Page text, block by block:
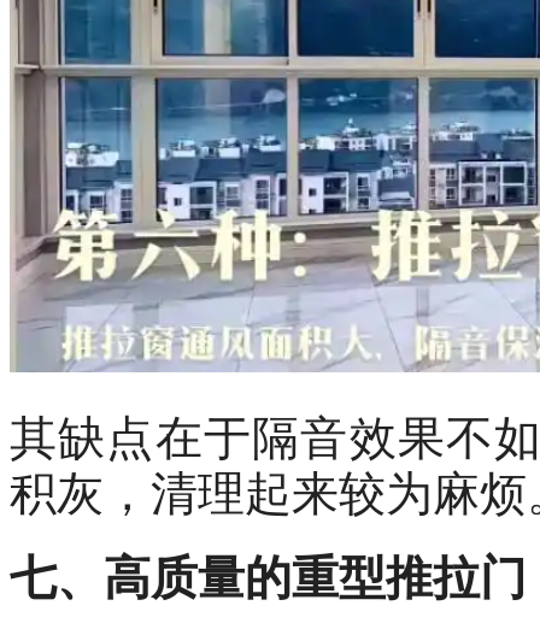
其缺点在于隔音效果不
积灰，清理起来较为麻烦
七、高质量的重型推拉门